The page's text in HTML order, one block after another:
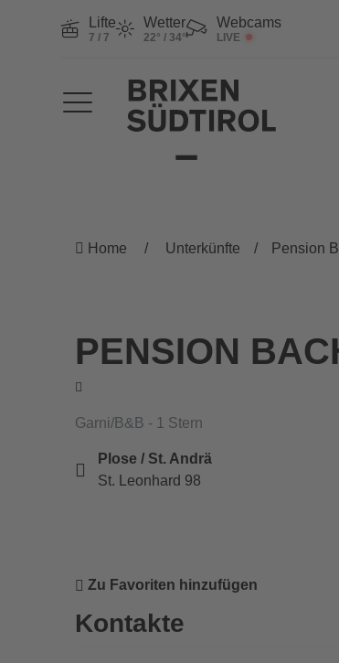
Lifte
7 / 7
Wetter
22° / 34°
Webcams
LIVE
Home Unterkünfte Pension
PENSION
Garni/B&B - 1 Stern
Plose / St. Andrä
St. Leonhard 98
Zu Favoriten hinzufügen
Kontakte